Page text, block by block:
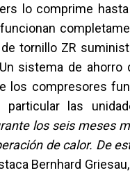
lo comprime
tornillo ZR
sistema de ahorro
los compresores
las
los seis meses
de calor. De
Bernhard